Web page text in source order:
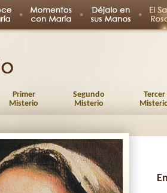
Primer
Misterio
Segundo
Misterio
Tercer